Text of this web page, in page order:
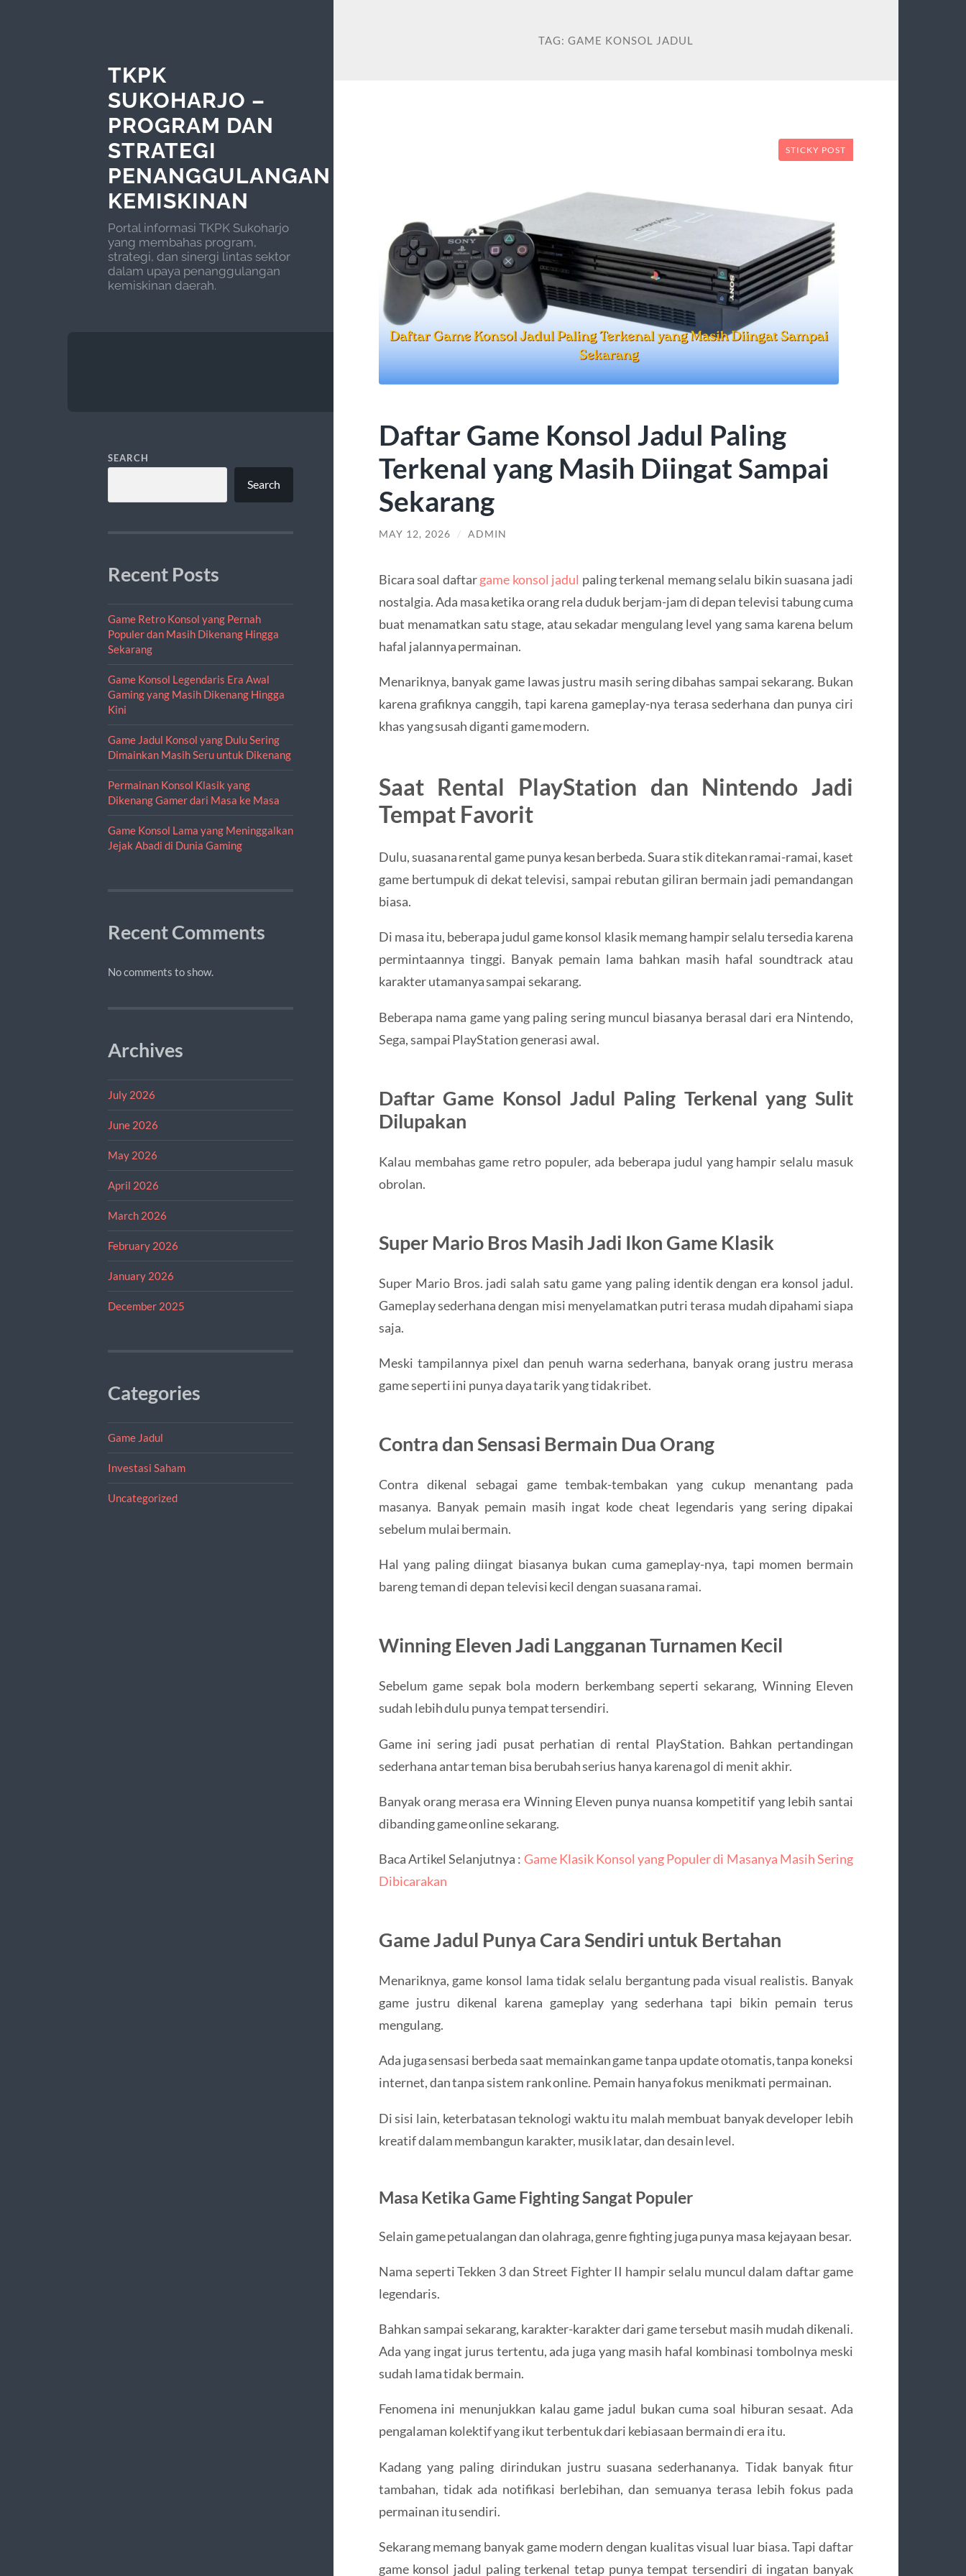
TKPK
SUKOHARJO –
PROGRAM DAN
STRATEGI
PENANGGULANGAN
KEMISKINAN
Portal informasi TKPK Sukoharjo
yang membahas program,
strategi, dan sinergi lintas sektor
dalam upaya penanggulangan
kemiskinan daerah.
SEARCH
Search
Recent Posts
Game Retro Konsol yang Pernah
Populer dan Masih Dikenang Hingga
Sekarang
Game Konsol Legendaris Era Awal
Gaming yang Masih Dikenang Hingga
Kini
Game Jadul Konsol yang Dulu Sering
Dimainkan Masih Seru untuk Dikenang
Permainan Konsol Klasik yang
Dikenang Gamer dari Masa ke Masa
Game Konsol Lama yang Meninggalkan
Jejak Abadi di Dunia Gaming
Recent Comments
No comments to show.
Archives
July 2026
June 2026
May 2026
April 2026
March 2026
February 2026
January 2026
December 2025
Categories
Game Jadul
Investasi Saham
Uncategorized
TAG: GAME KONSOL JADUL
STICKY POST
Daftar Game Konsol Jadul Paling
Terkenal yang Masih Diingat Sampai
Sekarang
MAY 12, 2026 / ADMIN
Bicara soal daftargame konsol jadul paling terkenal memang selalu bikin suasana jadi
nostalgia. Ada masa ketika orang rela duduk berjam-jam di depan televisi tabung cuma
buat menamatkan satu stage, atau sekadar mengulang level yang sama karena belum
hafal jalannya permainan.
Menariknya, banyak game lawas justru masih sering dibahas sampai sekarang. Bukan
karena grafiknya canggih, tapi karena gameplay-nya terasa sederhana dan punya ciri
khas yang susah diganti game modern.
Saat Rental PlayStation dan Nintendo Jadi
Tempat Favorit
Dulu, suasana rental game punya kesan berbeda. Suara stik ditekan ramai-ramai, kaset
game bertumpuk di dekat televisi, sampai rebutan giliran bermain jadi pemandangan
biasa.
Di masa itu, beberapa judul game konsol klasik memang hampir selalu tersedia karena
permintaannya tinggi. Banyak pemain lama bahkan masih hafal soundtrack atau
karakter utamanya sampai sekarang.
Beberapa nama game yang paling sering muncul biasanya berasal dari era Nintendo,
Sega, sampai PlayStation generasi awal.
Daftar Game Konsol Jadul Paling Terkenal yang Sulit
Dilupakan
Kalau membahas game retro populer, ada beberapa judul yang hampir selalu masuk
obrolan.
Super Mario Bros Masih Jadi Ikon Game Klasik
Super Mario Bros. jadi salah satu game yang paling identik dengan era konsol jadul.
Gameplay sederhana dengan misi menyelamatkan putri terasa mudah dipahami siapa
saja.
Meski tampilannya pixel dan penuh warna sederhana, banyak orang justru merasa
game seperti ini punya daya tarik yang tidak ribet.
Contra dan Sensasi Bermain Dua Orang
Contra dikenal sebagai game tembak-tembakan yang cukup menantang pada
masanya. Banyak pemain masih ingat kode cheat legendaris yang sering dipakai
sebelum mulai bermain.
Hal yang paling diingat biasanya bukan cuma gameplay-nya, tapi momen bermain
bareng teman di depan televisi kecil dengan suasana ramai.
Winning Eleven Jadi Langganan Turnamen Kecil
Sebelum game sepak bola modern berkembang seperti sekarang, Winning Eleven
sudah lebih dulu punya tempat tersendiri.
Game ini sering jadi pusat perhatian di rental PlayStation. Bahkan pertandingan
sederhana antar teman bisa berubah serius hanya karena gol di menit akhir.
Banyak orang merasa era Winning Eleven punya nuansa kompetitif yang lebih santai
dibanding game online sekarang.
Baca Artikel Selanjutnya : Game Klasik Konsol yang Populer di Masanya Masih Sering
Dibicarakan
Game Jadul Punya Cara Sendiri untuk Bertahan
Menariknya, game konsol lama tidak selalu bergantung pada visual realistis. Banyak
game justru dikenal karena gameplay yang sederhana tapi bikin pemain terus
mengulang.
Ada juga sensasi berbeda saat memainkan game tanpa update otomatis, tanpa koneksi
internet, dan tanpa sistem rank online. Pemain hanya fokus menikmati permainan.
Di sisi lain, keterbatasan teknologi waktu itu malah membuat banyak developer lebih
kreatif dalam membangun karakter, musik latar, dan desain level.
Masa Ketika Game Fighting Sangat Populer
Selain game petualangan dan olahraga, genre fighting juga punya masa kejayaan besar.
Nama sepertiTekken 3dan Street Fighter II hampir selalu muncul dalam daftar game
legendaris.
Bahkan sampai sekarang, karakter-karakter dari game tersebut masih mudah dikenali.
Ada yang ingat jurus tertentu, ada juga yang masih hafal kombinasi tombolnya meski
sudah lama tidak bermain.
Fenomena ini menunjukkan kalau game jadul bukan cuma soal hiburan sesaat. Ada
pengalaman kolektif yang ikut terbentuk dari kebiasaan bermain di era itu.
Kadang yang paling dirindukan justru suasana sederhananya. Tidak banyak fitur
tambahan, tidak ada notifikasi berlebihan, dan semuanya terasa lebih fokus pada
permainan itu sendiri.
Sekarang memang banyak game modern dengan kualitas visual luar biasa. Tapi daftar
game konsol jadul paling terkenal tetap punya tempat tersendiri di ingatan banyak